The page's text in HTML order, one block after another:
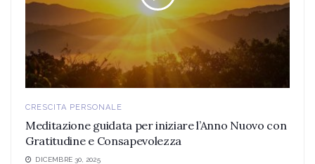
CRESCITA PERSONALE
Meditazione guidata per iniziare l’Anno Nuovo con
Gratitudine e Consapevolezza
DICEMBRE 30, 2025